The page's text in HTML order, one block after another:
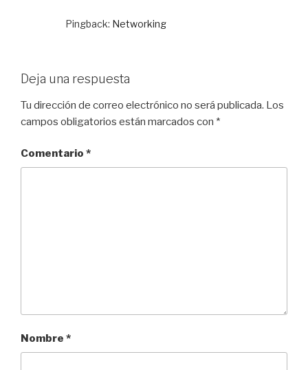
Pingback: Networking
Deja una respuesta
Tu dirección de correo electrónico no será publicada. Los
campos obligatorios están marcados con *
Comentario *
Nombre *